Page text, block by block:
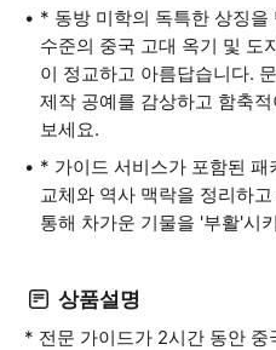
* 동방 미학의 독특한 상징
수준의 중국 고대 옥기 및 도
이 정교하고 아름답습니다.
제작 공예를 감상하고 함축
보세요.
* 가이드 서비스가 포함된
교체와 역사 맥락을 정리하
통해 차가운 기물을 '부활'시
상품설명
* 전문 가이드가 2시간 동안 중